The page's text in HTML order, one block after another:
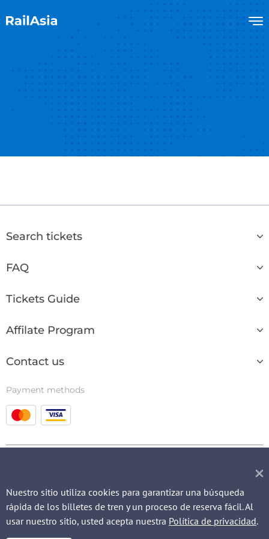
Search tickets
FAQ
Tickets Guide
Affilate Program
Contact us
Payment methods
QUICK REQUEST
Nuestro sitio utiliza cookies para garantizar una búsqueda
rápida de los billetes de tren y un proceso de reserva fácil. Al
usar nuestro sitio, usted acepta nuestra Política de privacidad.